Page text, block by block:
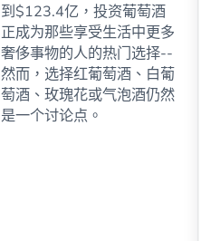
到$123.4亿，投资葡萄酒
正成为那些享受生活中更多
奢侈事物的人的热门选择--
然而，选择红葡萄酒、白葡
萄酒、玫瑰花或气泡酒仍然
是一个讨论点。